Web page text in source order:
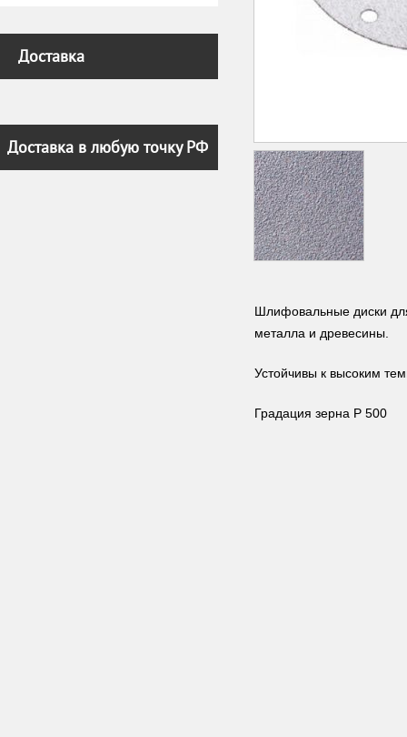
Доставка
Доставка в любую точку РФ
Шлифовальные диски
металла и древесины.
Устойчивы к высоким
Градация зерна P 500